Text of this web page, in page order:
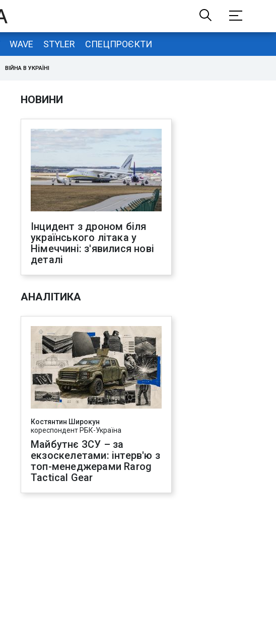
WAVE STYLER СПЕЦПРОЄКТИ
ВІЙНА В УКРАЇНІ
НОВИНИ
Інцидент з дроном біля
українського літака у
Німеччині: з'явилися нові
деталі
АНАЛІТИКА
Костянтин Широкун
кореспондент РБК-Україна
Майбутнє ЗСУ – за
екзоскелетами: інтерв'ю з
топ-менеджерами Rarog
Tactical Gear